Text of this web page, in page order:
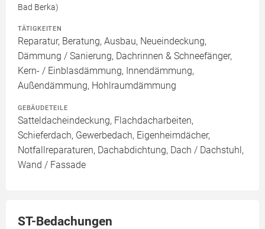
Bad Berka)
TÄTIGKEITEN
Reparatur, Beratung, Ausbau, Neueindeckung,
Dämmung / Sanierung, Dachrinnen & Schneefänger,
Kern- / Einblasdämmung, Innendämmung,
Außendämmung, Hohlraumdämmung
GEBÄUDETEILE
Satteldacheindeckung, Flachdacharbeiten,
Schieferdach, Gewerbedach, Eigenheimdächer,
Notfallreparaturen, Dachabdichtung, Dach / Dachstuhl,
Wand / Fassade
ST-Bedachungen